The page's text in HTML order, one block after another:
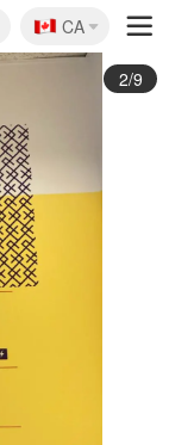
🇨🇦
CA
3/9